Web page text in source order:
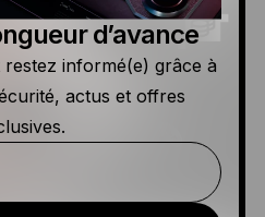
d’avance
informé(e) grâce à
actus et offres